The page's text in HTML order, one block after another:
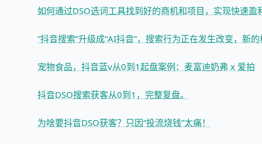
如何通过DSO选词工具找到好的商机和项目，实现快速盈
“抖音搜索”升级成“AI抖音”，搜索行为正在发生改变，新的
宠物食品，抖音蓝v从0到1起盘案例：麦富迪奶弗 x 爱拍
抖音DSO搜索获客从0到1，完整复盘。
为啥要抖音DSO获客？只因“投流烧钱”太痛！